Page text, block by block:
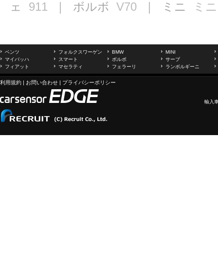
ェ 911 ｜ ボルボ V70 ｜ ミニ ミニ
ベンツ フォルクスワーゲン BMW
MINI
マイバッハ
スマート ボルボ
サーブ
フィアット
マセラティ フェラーリ ランボルギーニ
利用規約 | お問い合わせ | プライバシーポリシー
輸入